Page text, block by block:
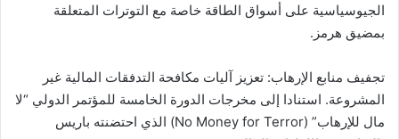
الجيوسياسية على أسواق الطاقة خاصة مع التوترات المتعلقة
بمضيق هرمز.
تجفيف منابع الإرهاب: تعزيز آليات مكافحة التدفقات المالية غير
المشروعة. استنادا إلى مخرجات الدورة الخامسة للمؤتمر الدولي “لا
مال للإرهاب” (No Money for Terror) الذي احتضنته باريس